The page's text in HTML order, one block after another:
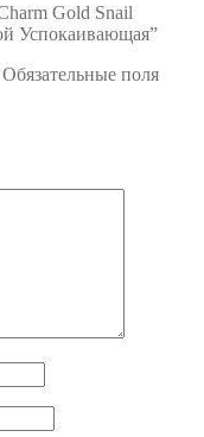
Gold Snail
Успокаивающая”
Обязательные поля